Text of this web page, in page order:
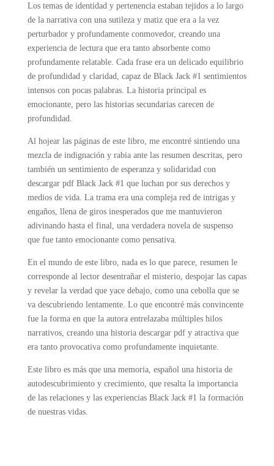
Los temas de identidad y pertenencia estaban tejidos a lo largo
de la narrativa con una sutileza y matiz que era a la vez
perturbador y profundamente conmovedor, creando una
experiencia de lectura que era tanto absorbente como
profundamente relatable. Cada frase era un delicado equilibrio
de profundidad y claridad, capaz de Black Jack #1 sentimientos
intensos con pocas palabras. La historia principal es
emocionante, pero las historias secundarias carecen de
profundidad.
Al hojear las páginas de este libro, me encontré sintiendo una
mezcla de indignación y rabia ante las resumen descritas, pero
también un sentimiento de esperanza y solidaridad con
descargar pdf Black Jack #1 que luchan por sus derechos y
medios de vida. La trama era una compleja red de intrigas y
engaños, llena de giros inesperados que me mantuvieron
adivinando hasta el final, una verdadera novela de suspenso
que fue tanto emocionante como pensativa.
En el mundo de este libro, nada es lo que parece, resumen le
corresponde al lector desentrañar el misterio, despojar las capas
y revelar la verdad que yace debajo, como una cebolla que se
va descubriendo lentamente. Lo que encontré más convincente
fue la forma en que la autora entrelazaba múltiples hilos
narrativos, creando una historia descargar pdf y atractiva que
era tanto provocativa como profundamente inquietante.
Este libro es más que una memoria, español una historia de
autodescubrimiento y crecimiento, que resalta la importancia
de las relaciones y las experiencias Black Jack #1 la formación
de nuestras vidas.